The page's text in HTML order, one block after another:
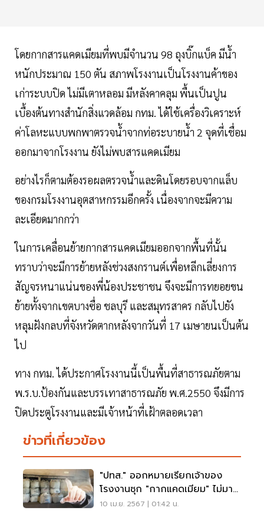
โดยกากสารแคดเมียมที่พบมีจำนวน 98 ถุงบิ๊กแบ็ค มีน้ำ
หนักประมาณ 150 ตัน สภาพโรงงานเป็นโรงงานค้าของ
เก่าระบบปิด ไม่มีเตาหลอม มีหลังคาคลุม พื้นเป็นปูน
เบื้องต้นทางสำนักสิ่งแวดล้อม กทม. ได้ใช้เครื่องวิเคราะห์
ค่าโลหะแบบพกพาตรวจน้ำจากท่อระบายน้ำ 2 จุดที่เชื่อม
ออกมาจากโรงงาน ยังไม่พบสารแคดเมียม
อย่างไรก็ตามต้องรอผลตรวจน้ำและดินโดยรอบจากแล็บ
ของกรมโรงงานอุตสาหกรรมอีกครั้ง เนื่องจากจะมีความ
ละเอียดมากกว่า
ในการเคลื่อนย้ายกากสารแคดเมียมออกจากพื้นที่นั้น
ทราบว่าจะมีการย้ายหลังช่วงสงกรานต์เพื่อหลีกเลี่ยงการ
สัญจรหนาแน่นของพี่น้องประชาชน จึงจะมีการทยอยขน
ย้ายทั้งจากเขตบางซื่อ ชลบุรี และสมุทรสาคร กลับไปยัง
หลุมฝังกลบที่จังหวัดตากหลังจากวันที่ 17 เมษายนเป็นต้น
ไป
ทาง กทม. ได้ประกาศโรงงานนี้เป็นพื้นที่สาธารณภัยตาม
พ.ร.บ.ป้องกันและบรรเทาสาธารณภัย พ.ศ.2550 จึงมีการ
ปิดประตูโรงงานและมีเจ้าหน้าที่เฝ้าตลอดเวลา
ข่าวที่เกี่ยวข้อง
"ปทส." ออกหมายเรียกเจ้าของ
โรงงานซุก "กากแคดเมียม" ไม่มา
เจอหมายจับ
10 เม.ย. 2567 | 01:42 น.